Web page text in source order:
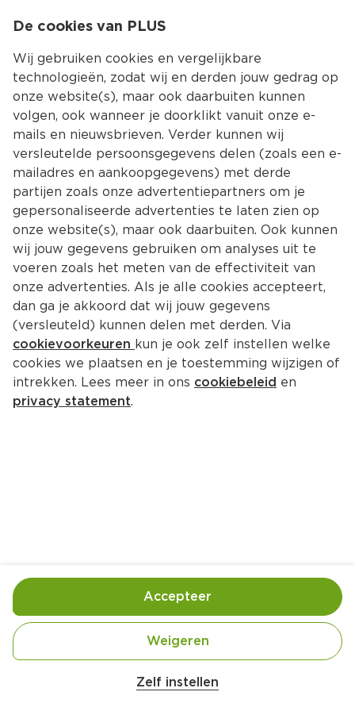
Kies jouw
Ingrediënten Bereiding
De cookies van PLUS
Wij gebruiken cookies en vergelijkbare
technologieën, zodat wij en derden jouw gedrag op
onze website(s), maar ook daarbuiten kunnen
volgen, ook wanneer je doorklikt vanuit onze e-
mails en nieuwsbrieven. Verder kunnen wij
versleutelde persoonsgegevens delen (zoals een e-
mailadres en aankoopgegevens) met derde
partijen zoals onze advertentiepartners om je
gepersonaliseerde advertenties te laten zien op
onze website(s), maar ook daarbuiten. Ook kunnen
wij jouw gegevens gebruiken om analyses uit te
voeren zoals het meten van de effectiviteit van
onze advertenties. Als je alle cookies accepteert,
dan ga je akkoord dat wij jouw gegevens
(versleuteld) kunnen delen met derden. Via
cookievoorkeuren kun je ook zelf instellen welke
cookies we plaatsen en je toestemming wijzigen of
intrekken. Lees meer in ons cookiebeleid en
privacy statement.
Zelf instellen
Weigeren
Accepteer